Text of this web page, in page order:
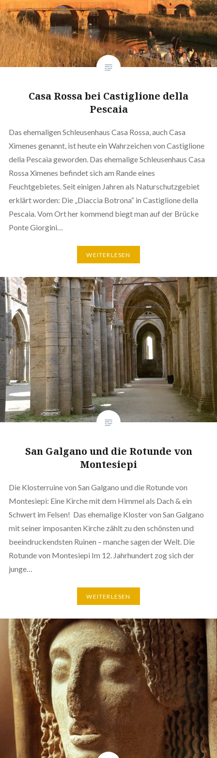
Casa Rossa bei Castiglione della
Pescaia
Das ehemaligen Schleusenhaus Casa Rossa, auch Casa
Ximenes genannt, ist heute ein Wahrzeichen von Castiglione
della Pescaia geworden. Das ehemalige Schleusenhaus Casa
Rossa Ximenes befindet sich am Rande eines
Feuchtgebietes. Seit einigen Jahren als Naturschutzgebiet
erklärt worden: Die „Diaccia Botrona“ in Castiglione della
Pescaia. Vom Ort her kommend biegt man auf der Brücke
Ponte Giorgini…
WEITERLESEN
San Galgano und die Rotunde von
Montesiepi
Die Klosterruine von San Galgano und die Rotunde von
Montesiepi: Eine Kirche mit dem Himmel als Dach & ein
Schwert im Felsen! Das ehemalige Kloster von San Galgano
mit seiner imposanten Kirche zählt zu den schönsten und
beeindruckendsten Ruinen – manche sagen der Welt. Die
Rotunde von Montesiepi Im 12. Jahrhundert zog sich der
junge…
WEITERLESEN